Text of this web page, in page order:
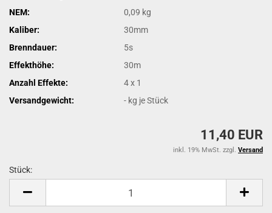
NEM:
0,09 kg
Kaliber:
30mm
Brenndauer:
5s
Effekthöhe:
30m
Anzahl Effekte:
4 x 1
Versandgewicht:
- kg je Stück
11,40 EUR
inkl. 19% MwSt. zzgl. Versand
Stück: